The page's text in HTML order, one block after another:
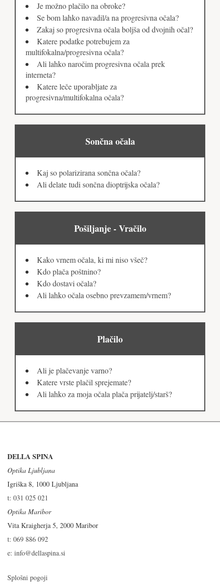
Je možno plačilo na obroke?
Se bom lahko navadil/a na progresivna očala?
Zakaj so progresivna očala boljša od dvojnih očal?
Katere podatke potrebujem za
multifokalna/progresivna očala?
Ali lahko naročim progresivna očala prek
interneta?
Katere leče uporabljate za
progresivna/multifokalna očala?
Sončna očala
Kaj so polarizirana sončna očala?
Ali delate tudi sončna dioptrijska očala?
Pošiljanje - Vračilo
Kako vrnem očala, ki mi niso všeč?
Kdo plača poštnino?
Kdo dostavi očala?
Ali lahko očala osebno prevzamem/vrnem?
Plačilo
Ali je plačevanje varno?
Katere vrste plačil sprejemate?
Ali lahko za moja očala plača prijatelj/starš?
DELLA SPINA
Optika Ljubljana
Igriška 8, 1000 Ljubljana
t: 031 025 021
Optika Maribor
Vita Kraigherja 5, 2000 Maribor
t: 069 886 092
e: info@dellaspina.si
Splošni pogoji